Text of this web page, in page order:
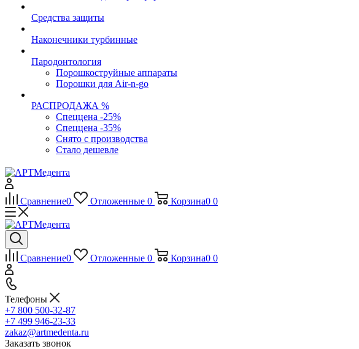
Средства защиты
Наконечники турбинные
Пародонтология
Порошкоструйные аппараты
Порошки для Air-n-go
РАСПРОДАЖА %
Спеццена -25%
Спеццена -35%
Снято с производства
Стало дешевле
Сравнение0 Отложенные 0 Корзина0 0
Сравнение0 Отложенные 0 Корзина0 0
Телефоны
+7 800 500-32-87
+7 499 946-23-33
zakaz@artmedenta.ru
Заказать звонок